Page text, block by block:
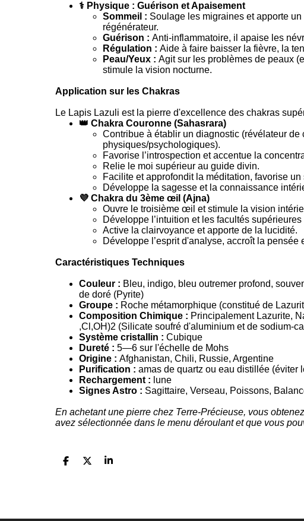
⚕️ Physique : Guérison et Apaisement
Sommeil : Soulage les migraines et apporte
régénérateur.
Guérison : Anti-inflammatoire, il apaise les
Régulation : Aide à faire baisser la fièvre, la
Peau/Yeux : Agit sur les problèmes de peaux
stimule la vision nocturne.
Application sur les Chakras
Le Lapis Lazuli est la pierre d'excellence des chakras
👑 Chakra Couronne (Sahasrara)
Contribue à établir un diagnostic (révélateur de
physiques/psychologiques).
Favorise l’introspection et accentue la
Relie le moi supérieur au guide divin.
Facilite et approfondit la méditation, favorise
Développe la sagesse et la connaissance
💜 Chakra du 3ème œil (Ajna)
Ouvre le troisième œil et stimule la vision
Développe l’intuition et les facultés supérieures
Active la clairvoyance et apporte de la lucidité.
Développe l’esprit d'analyse, accroît la pensée
Caractéristiques Techniques
Couleur : Bleu, indigo, bleu outremer profond,
de doré (Pyrite)
Groupe : Roche métamorphique (constitué de
Composition Chimique : Principalement Lazurite,
,Cl,OH)2​ (Silicate soufré d'aluminium et de sodium-
Système cristallin : Cubique
Dureté : 5—6 sur l'échelle de Mohs
Origine : Afghanistan, Chili, Russie, Argentine
Purification : amas de quartz ou eau distillée (éviter
Rechargement : lune
Signes Astro : Sagittaire, Verseau, Poissons,
En achetant une pierre chez Terre-Précieuse, vous
avez sélectionnée dans le menu déroulant et que vous
P
P
P
I Y T W